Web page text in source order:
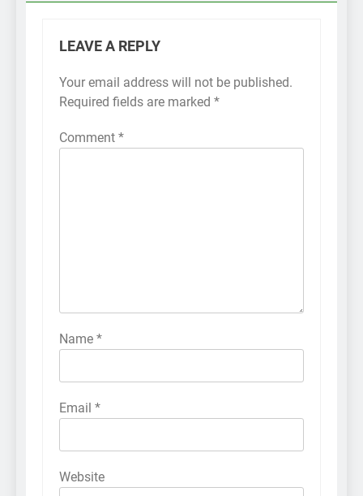
LEAVE A REPLY
Your email address will not be published.
Required fields are marked *
Comment *
Name *
Email *
Website